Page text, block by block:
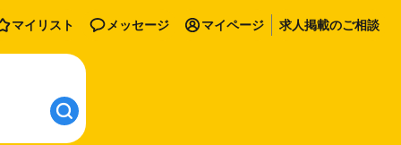
マイリスト メッセージ マイページ 求人掲載のご相談